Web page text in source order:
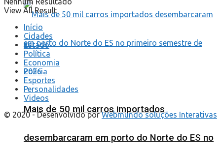
Mais de 50 mil carros importados
desembarcaram em porto do Norte do ES no
View All Result
Início
Cidades
Estado
Política
Economia
Polícia
Esportes
Personalidades
Videos
© 2020 - Desenvolvido porWebmundo soluções Interativas